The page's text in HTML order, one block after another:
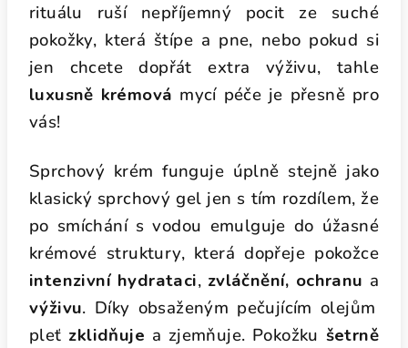
rituálu ruší nepříjemný pocit ze suché
pokožky, která štípe a pne, nebo pokud si
jen chcete dopřát extra výživu, tahle
luxusně krémová mycí péče je přesně pro
vás!
Sprchový krém funguje úplně stejně jako
klasický sprchový gel jen s tím rozdílem, že
po smíchání s vodou emulguje do úžasné
krémové struktury, která dopřeje pokožce
intenzivní hydrataci, zvláčnění, ochranu a
výživu. Díky obsaženým pečujícím olejům
pleť zklidňuje a zjemňuje. Pokožku šetrně